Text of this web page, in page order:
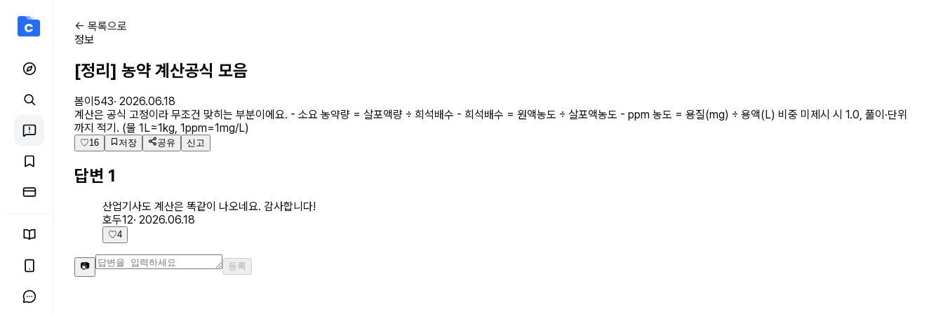
식물보호산업기사 커뮤니티
← 목록으로
정보
[정리] 농약 계산공식 모음
봄이543· 2026.06.18
계산은 공식 고정이라 무조건 맞히는 부분이에요. - 소요 농약량 = 살포액량 ÷ 희석배수 - 희석배수 = 원액농도 ÷ 살포액농도 - ppm 농도 = 용질(mg) ÷ 용액(L) 비중 미제시 시 1.0, 풀이·단위
까지 적기. (물 1L≈1kg, 1ppm=1mg/L)
♡16 저장 공유 신고
답변 1
산업기사도 계산은 똑같이 나오네요. 감사합니다!
호두12· 2026.06.18
♡4
📷 등록